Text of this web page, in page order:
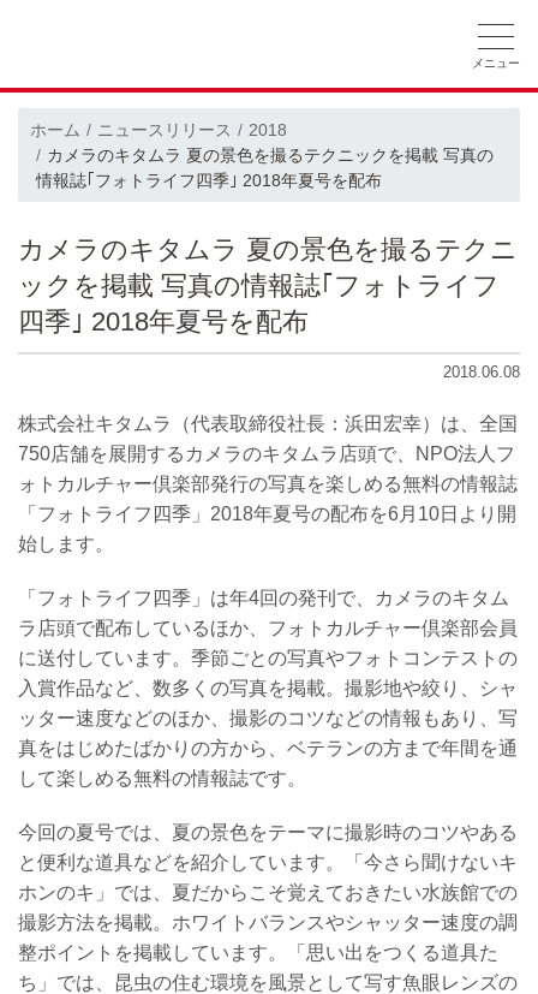
採用情報 CSRの取り組み
ホーム ニュースリリース
2018
カメラのキタムラ 夏の景色を撮るテクニックを掲載 写真の
情報誌｢フォトライフ四季｣ 2018年夏号を配布
カメラのキタムラ 夏の景色を撮るテクニ
ックを掲載 写真の情報誌｢フォトライフ
四季｣ 2018年夏号を配布
2018.06.08
株式会社キタムラ（代表取締役社長：浜田宏幸）は、全国
750店舗を展開するカメラのキタムラ店頭で、NPO法人フ
ォトカルチャー倶楽部発行の写真を楽しめる無料の情報誌
「フォトライフ四季」2018年夏号の配布を6月10日より開
始します。
「フォトライフ四季」は年4回の発刊で、カメラのキタム
ラ店頭で配布しているほか、フォトカルチャー倶楽部会員
に送付しています。季節ごとの写真やフォトコンテストの
入賞作品など、数多くの写真を掲載。撮影地や絞り、シャ
ッター速度などのほか、撮影のコツなどの情報もあり、写
真をはじめたばかりの方から、ベテランの方まで年間を通
して楽しめる無料の情報誌です。
今回の夏号では、夏の景色をテーマに撮影時のコツやある
と便利な道具などを紹介しています。「今さら聞けないキ
ホンのキ」では、夏だからこそ覚えておきたい水族館での
撮影方法を掲載。ホワイトバランスやシャッター速度の調
整ポイントを掲載しています。「思い出をつくる道具た
ち」では、昆虫の住む環境を風景として写す魚眼レンズの